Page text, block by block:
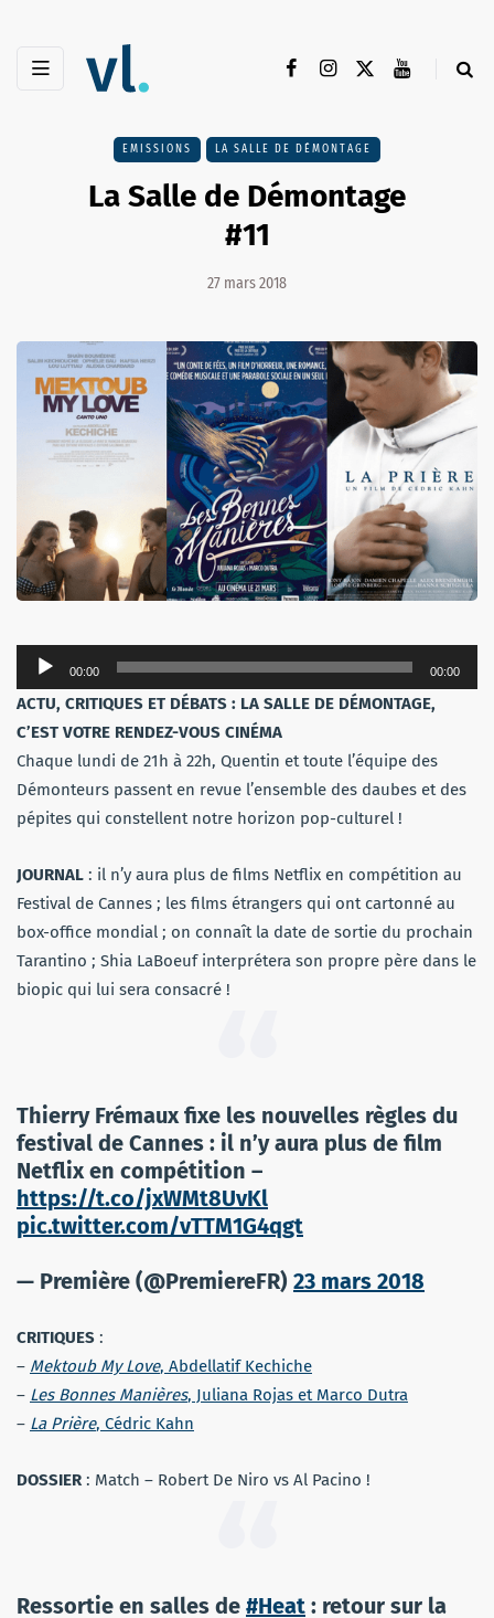
EMISSIONS LA SALLE DE DÉMONTAGE
La Salle de Démontage
#11
27 mars 2018
Lecteur
audio
00:00 00:00
ACTU, CRITIQUES ET DÉBATS : LA SALLE DE DÉMONTAGE,
C’EST VOTRE RENDEZ-VOUS CINÉMA
Chaque lundi de 21h à 22h, Quentin et toute l’équipe des
Démonteurs passent en revue l’ensemble des daubes et des
pépites qui constellent notre horizon pop-culturel !
JOURNAL : il n’y aura plus de films Netflix en compétition au
Festival de Cannes ; les films étrangers qui ont cartonné au
box-office mondial ; on connaît la date de sortie du prochain
Tarantino ; Shia LaBoeuf interprétera son propre père dans le
biopic qui lui sera consacré !
Thierry Frémaux fixe les nouvelles règles du
festival de Cannes : il n’y aura plus de film
Netflix en compétition –
https://t.co/jxWMt8UvKl
pic.twitter.com/vTTM1G4qgt
— Première (@PremiereFR) 23 mars 2018
CRITIQUES :
– Mektoub My Love, Abdellatif Kechiche
– Les Bonnes Manières, Juliana Rojas et Marco Dutra
– La Prière, Cédric Kahn
DOSSIER : Match – Robert De Niro vs Al Pacino !
Ressortie en salles de #Heat : retour sur la